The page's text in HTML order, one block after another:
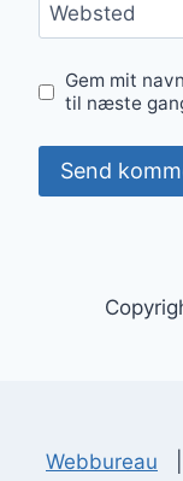
Websted
Gem mit
til næste
Webbureau |